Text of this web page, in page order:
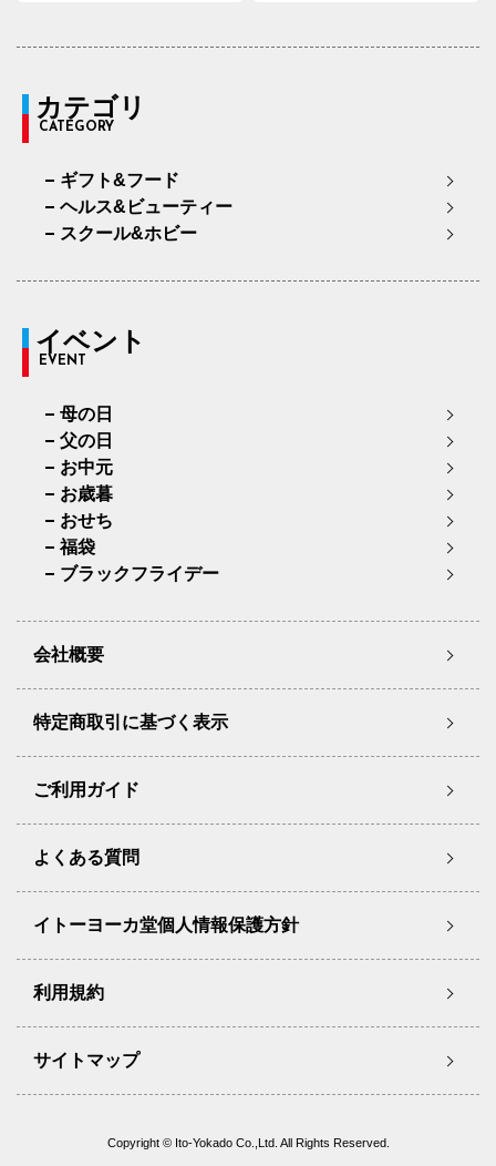
カテゴリ
CATEGORY
ギフト&フード
ヘルス&ビューティー
スクール&ホビー
イベント
EVENT
母の日
父の日
お中元
お歳暮
おせち
福袋
ブラックフライデー
会社概要
特定商取引に基づく表示
ご利用ガイド
よくある質問
イトーヨーカ堂個人情報保護方針
利用規約
サイトマップ
Copyright © Ito-Yokado Co.,Ltd. All Rights Reserved.